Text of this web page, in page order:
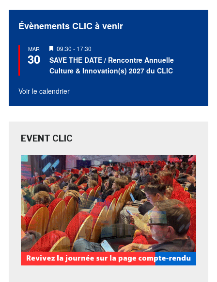
Évènements CLIC à venir
MAR
30
Mis
en
avant
09:30 - 17:30
SAVE THE DATE / Rencontre Annuelle
Culture & Innovation(s) 2027 du CLIC
Voir le calendrier
EVENT CLIC